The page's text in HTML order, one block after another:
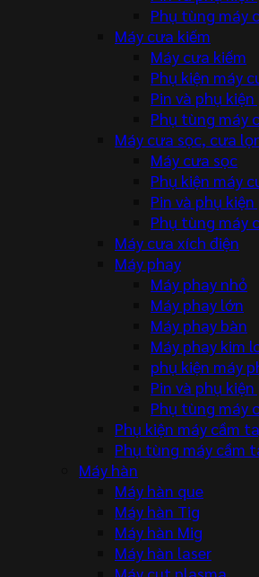
Phụ tùng máy
Máy cưa kiếm
Máy cưa kiếm
Phụ kiện máy
Pin và phụ kiện
Phụ tùng máy
Máy cưa sọc, cưa
Máy cưa sọc
Phụ kiện máy
Pin và phụ kiện
Phụ tùng máy
Máy cưa xích điện
Máy phay
Máy phay nhỏ
Máy phay lớn
Máy phay bàn
Máy phay kim
phụ kiện máy
Pin và phụ kiện
Phụ tùng máy
Phụ kiện máy cầm
Phụ tùng máy cầm
Máy hàn
Máy hàn que
Máy hàn Tig
Máy hàn Mig
Máy hàn laser
Máy cut plasma